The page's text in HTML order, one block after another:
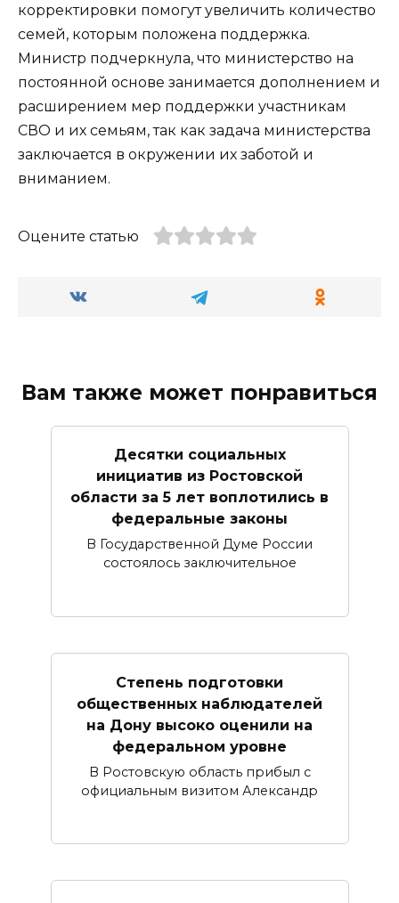
корректировки помогут увеличить количество
семей, которым положена поддержка.
Министр подчеркнула, что министерство на
постоянной основе занимается дополнением и
расширением мер поддержки участникам
СВО и их семьям, так как задача министерства
заключается в окружении их заботой и
вниманием.
Оцените статью
Вам также может понравиться
Десятки социальных
инициатив из Ростовской
области за 5 лет воплотились в
федеральные законы
В Государственной Думе России
состоялось заключительное
Степень подготовки
общественных наблюдателей
на Дону высоко оценили на
федеральном уровне
В Ростовскую область прибыл с
официальным визитом Александр